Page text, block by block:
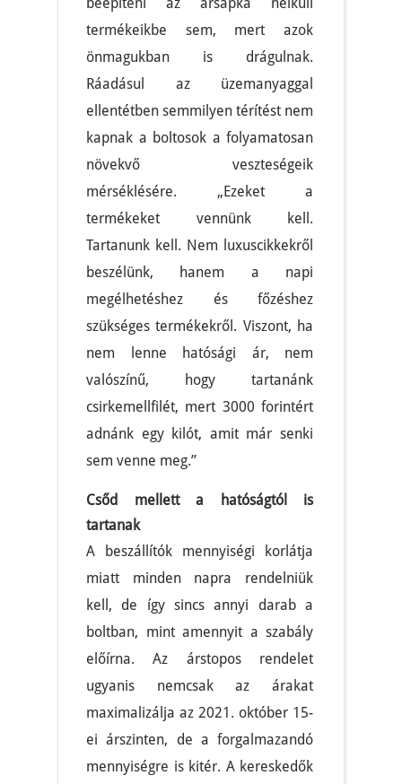
beépíteni az ársapka nélküli
termékeikbe sem, mert azok
önmagukban is drágulnak.
Ráadásul az üzemanyaggal
ellentétben semmilyen térítést nem
kapnak a boltosok a folyamatosan
növekvő veszteségeik
mérséklésére. „Ezeket a
termékeket vennünk kell.
Tartanunk kell. Nem luxuscikkekről
beszélünk, hanem a napi
megélhetéshez és főzéshez
szükséges termékekről. Viszont, ha
nem lenne hatósági ár, nem
valószínű, hogy tartanánk
csirkemellfilét, mert 3000 forintért
adnánk egy kilót, amit már senki
sem venne meg.”
Csőd mellett a hatóságtól is
tartanak
A beszállítók mennyiségi korlátja
miatt minden napra rendelniük
kell, de így sincs annyi darab a
boltban, mint amennyit a szabály
előírna. Az árstopos rendelet
ugyanis nemcsak az árakat
maximalizálja az 2021. október 15-
ei árszinten, de a forgalmazandó
mennyiségre is kitér. A kereskedők